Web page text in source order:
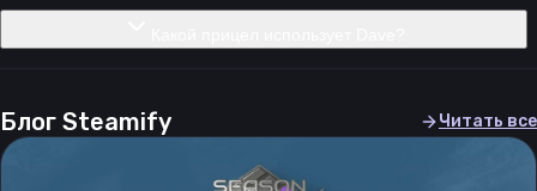
Блог Steamify Читать все